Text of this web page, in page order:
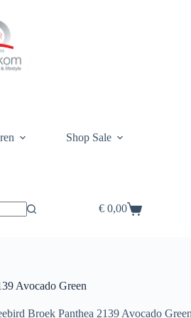
Shop Sale
Winkelwagen
€0,00
Avocado Green
Broek Panthea 2139 Avocado